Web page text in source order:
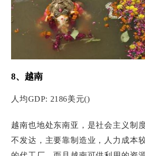
8、越南
人均GDP: 2186美元()
越南也地处东南亚，是社会主义制
不发达，主要靠制造业，人力成本